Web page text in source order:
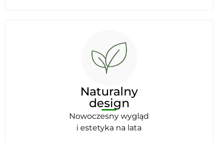
Naturalny
design
Nowoczesny wygląd
i estetyka na lata